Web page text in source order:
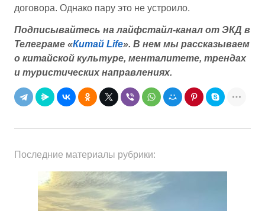
договора. Однако пару это не устроило.
Подписывайтесь на лайфстайл-канал от ЭКД в
Телеграме «Китай Life». В нем мы рассказываем
о китайской культуре, менталитете, трендах
и туристических направлениях.
Последние материалы рубрики: